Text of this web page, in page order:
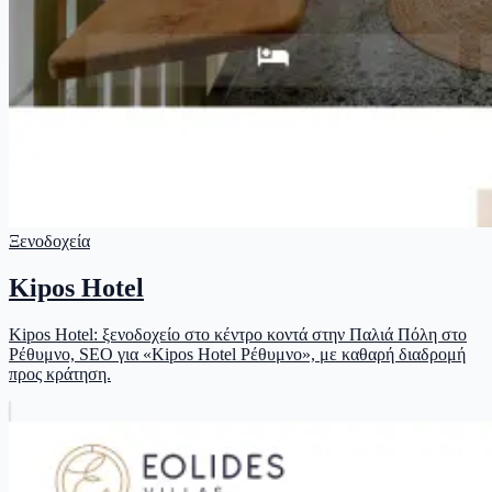
Ξενοδοχεία
Kipos Hotel
Kipos Hotel: ξενοδοχείο στο κέντρο κοντά στην Παλιά Πόλη στο
Ρέθυμνο, SEO για «Kipos Hotel Ρέθυμνο», με καθαρή διαδρομή
προς κράτηση.